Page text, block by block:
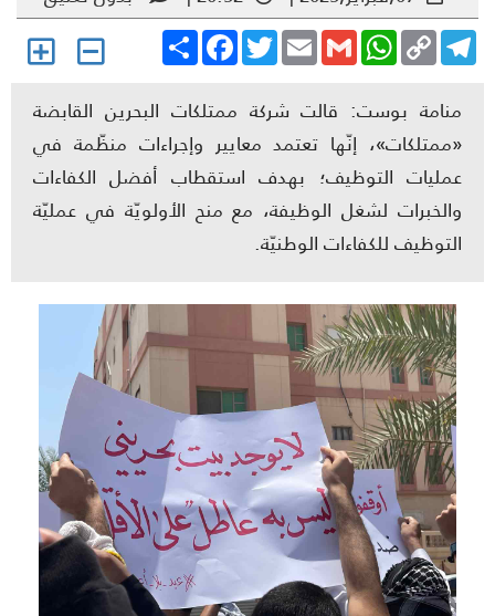
Share
FacebookTwitterEmailGmail
WhatsAppCopy
Link
منامة بوست: قالت شركة ممتلكات البحرين القابضة
«ممتلكات»، إنّها تعتمد معايير وإجراءات منظّمة في
عمليات التوظيف؛ بهدف استقطاب أفضل الكفاءات
والخبرات لشغل الوظيفة، مع منح الأولويّة في عمليّة
التوظيف للكفاءات الوطنيّة.